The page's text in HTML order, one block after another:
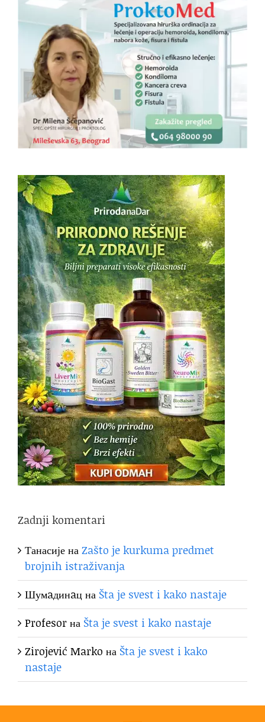
Zadnji komentari
ТанасијенаZašto je kurkuma predmet
brojnih istraživanja
Шумaдинaцна Šta je svest i kako nastaje
Profesorна Šta je svest i kako nastaje
Zirojević Marko на Šta je svest i kako
nastaje